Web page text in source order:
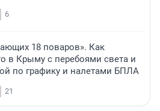
6
18 поваров». Как
в Крыму с перебоями света и
по графику и налетами БПЛА
21